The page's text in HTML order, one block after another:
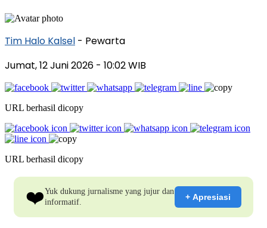
Tim Halo Kalsel - Pewarta
Jumat, 12 Juni 2026 - 10:02 WIB
URL berhasil dicopy
URL berhasil dicopy
❤️Yuk dukung jurnalisme yang jujur dan
informatif.
+ Apresiasi